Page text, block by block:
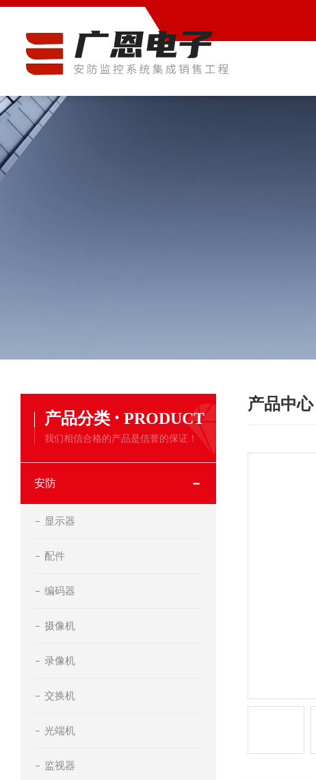
产品分类 · PRODUCT
我们相信合格的产品是信誉的保证！
安防
显示器
配件
编码器
摄像机
录像机
交换机
光端机
监视器
产品中心